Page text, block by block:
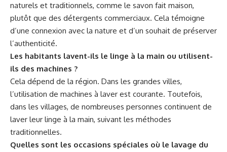
naturels et traditionnels, comme le savon fait maison,
plutôt que des détergents commerciaux. Cela témoigne
d’une connexion avec la nature et d’un souhait de préserver
l’authenticité.
Les habitants lavent-ils le linge à la main ou utilisent-
ils des machines ?
Cela dépend de la région. Dans les grandes villes,
l’utilisation de machines à laver est courante. Toutefois,
dans les villages, de nombreuses personnes continuent de
laver leur linge à la main, suivant les méthodes
traditionnelles.
Quelles sont les occasions spéciales où le lavage du